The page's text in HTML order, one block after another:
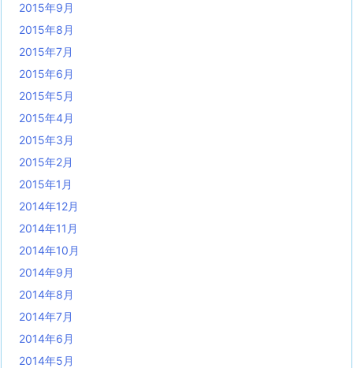
2015年9月
2015年8月
2015年7月
2015年6月
2015年5月
2015年4月
2015年3月
2015年2月
2015年1月
2014年12月
2014年11月
2014年10月
2014年9月
2014年8月
2014年7月
2014年6月
2014年5月